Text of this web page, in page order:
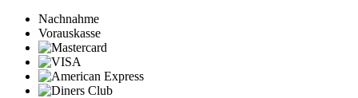
Nachnahme
Vorauskasse